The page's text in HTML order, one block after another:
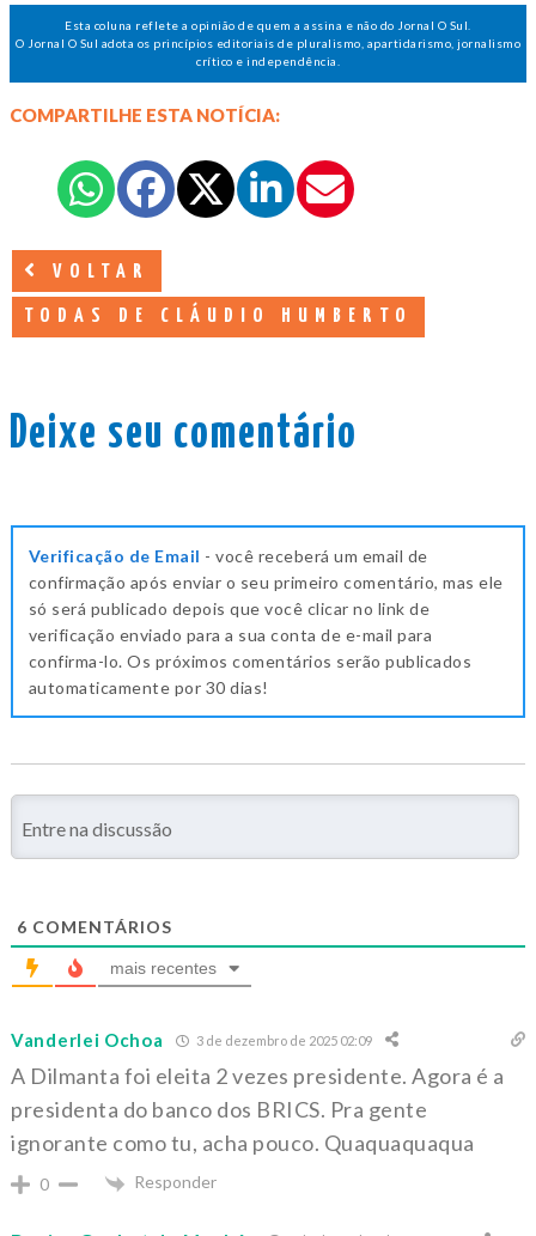
Esta coluna reflete a opinião de quem a assina e não do Jornal O Sul.
O Jornal O Sul adota os princípios editoriais de pluralismo, apartidarismo, jornalismo
crítico e independência.
COMPARTILHE ESTA NOTÍCIA:
VOLTAR
TODAS DE CLÁUDIO HUMBERTO
Deixe seu comentário
Verificação de Email - você receberá um email de
confirmação após enviar o seu primeiro comentário, mas ele
só será publicado depois que você clicar no link de
verificação enviado para a sua conta de e-mail para
confirma-lo. Os próximos comentários serão publicados
automaticamente por 30 dias!
6 COMENTÁRIOS
mais recentes
Vanderlei Ochoa 3 de dezembro de 2025 02:09
A Dilmanta foi eleita 2 vezes presidente. Agora é a
presidenta do banco dos BRICS. Pra gente
ignorante como tu, acha pouco. Quaquaquaqua
0 Responder